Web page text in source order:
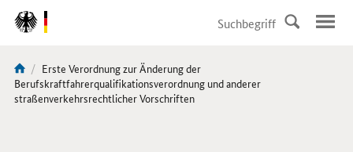
DirektZu:
Navigation
Sie
sind
Aktuelle
Seite:
Erste Verordnung zur Änderung der
Berufskraftfahrerqualifikationsverordnung und anderer
straßenverkehrsrechtlicher Vorschriften